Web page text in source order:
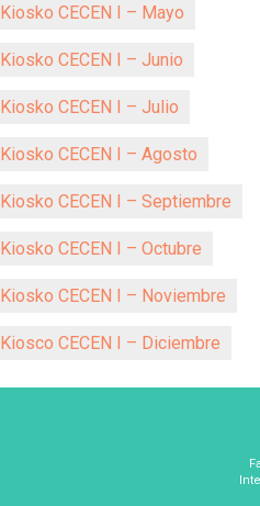
Kiosko CECEN I – Mayo
Kiosko CECEN I – Junio
Kiosko CECEN I – Julio
Kiosko CECEN I – Agosto
Kiosko CECEN I – Septiembre
Kiosko CECEN I – Octubre
Kiosko CECEN I – Noviembre
Kiosco CECEN I – Diciembre